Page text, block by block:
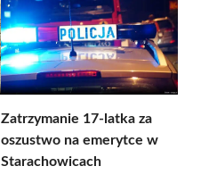
Zatrzymanie 17-latka za
oszustwo na emerytce w
Starachowicach